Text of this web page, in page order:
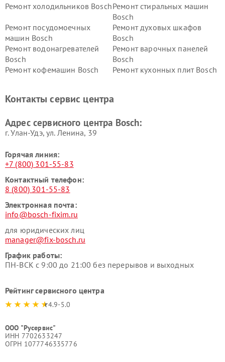
Ремонт холодильников BoschРемонт стиральных машин
Bosch
Ремонт посудомоечных
машин Bosch
Ремонт духовых шкафов
Bosch
Ремонт водонагревателей
Bosch
Ремонт варочных панелей
Bosch
Ремонт кофемашин Bosch
Ремонт кухонных плит Bosch
Ремонт сушильных автоматовРемонт морозильных камер
Контакты сервис центра
Адрес сервисного центра Bosch:
г. Улан-Удэ, ул. Ленина, 39
Горячая линия:
+7 (800) 301-55-83
Контактный телефон:
8 (800) 301-55-83
Электронная почта:
info@bosch-fixim.ru
для юридических лиц
manager@fix-bosch.ru
График работы:
ПН-ВСК с 9:00 до 21:00 без перерывов и выходных
Рейтинг сервисного центра
4.9-5.0
ООО "Русервис"
ИНН 7702633247
ОГРН 1077746335776